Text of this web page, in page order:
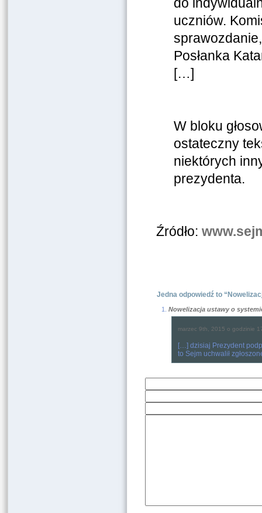
uczniów.
Posłanka
[…]
W bloku
ostateczny
niektórych
prezydenta.
Źródło:
Jedna odpowiedź to
Nowelizacja ustawy o
marzec 9th, 2015 o godzinie
[…] dzisiaj Prezydent
to Sejm uchwalił